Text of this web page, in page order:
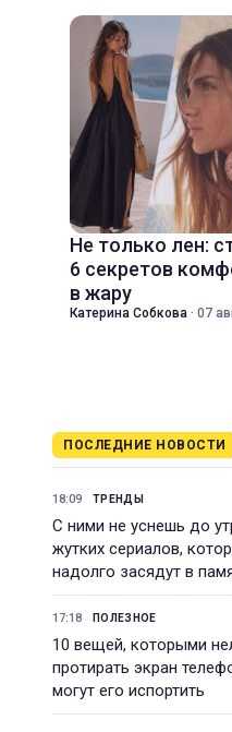
Не только лен:
6 секретов
в жару
Катерина Собкова · 07
ПОСЛЕДНИЕ НОВОСТИ
18:09 ТРЕНДЫ
С ними не уснешь до
жутких сериалов,
надолго засядут в
17:18 ПОЛЕЗНОЕ
10 вещей, которыми
протирать экран
могут его испортить